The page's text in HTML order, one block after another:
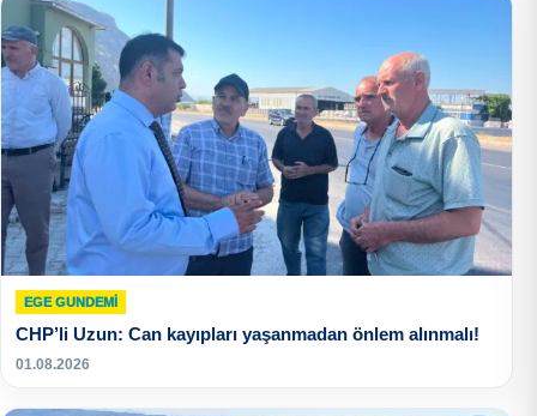
EGE GUNDEMİ
CHP’li Uzun: Can kayıpları yaşanmadan önlem alınmalı!
01.08.2026